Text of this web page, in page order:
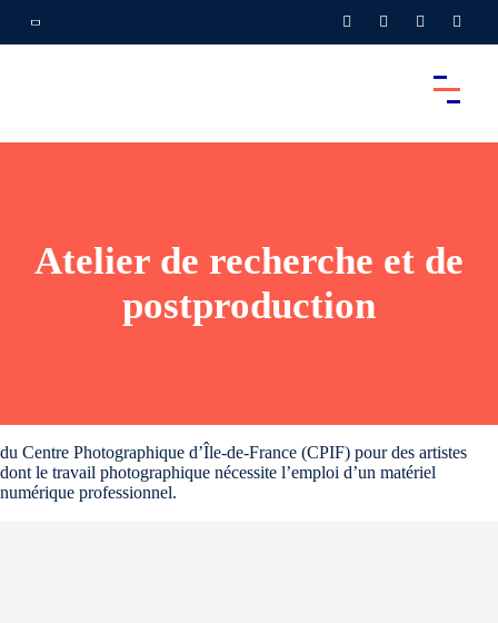
Atelier de recherche et de
postproduction
du Centre Photographique d’Île-de-France (CPIF) pour des artistes
dont le travail photographique nécessite l’emploi d’un matériel
numérique professionnel.